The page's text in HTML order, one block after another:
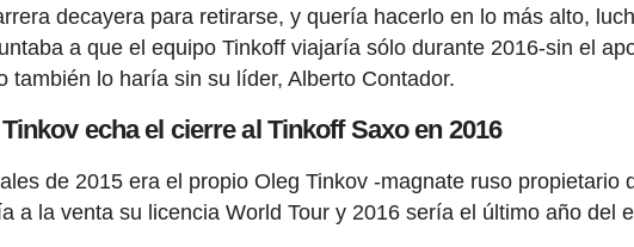
decayera para retirarse, y quería hacerlo en lo más alto,
a que el equipo Tinkoff viajaría sólo durante 2016-sin el
también lo haría sin su líder, Alberto Contador.
echa el cierre al Tinkoff Saxo en 2016
de 2015 era el propio Oleg Tinkov -magnate ruso propietario
a la venta su licencia World Tour y 2016 sería el último año del